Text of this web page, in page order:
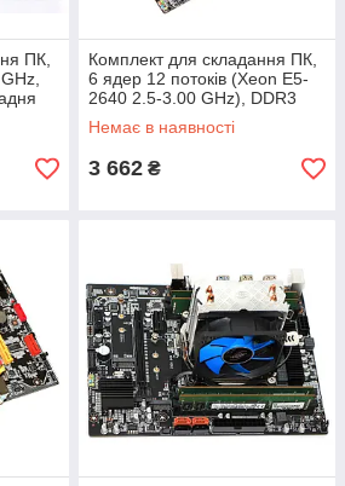
ПК,
Комплект для складання ПК,
6 ядер 12 потоків (Xeon E5-
2640 2.5-3.00 GHz), DDR3
16GB, +кулер вежа
Немає в наявності
3 662 ₴